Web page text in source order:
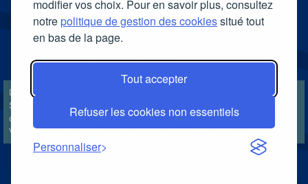
modifier vos choix. Pour en savoir plus, consultez
notrepolitique de gestion des cookiessitué tout
en bas de la page.
Tout accepter
Refuser les cookies non essentiels
Personnaliser
Carte cadeau spa Bagnoles-de-l'Orne
Carte cadeau spa Saubusse
Carte cadeau spa Châtel-Guyon
LesCuristes.fr participe et est conforme à l'ensemble des
Spécifications et Politiques du Transparency & Consent Framework
de l'IAB Europe et utilise la Consent Management Platform n°92.
Vous pouvez modifier vos choix à tout moment encliquant ici.